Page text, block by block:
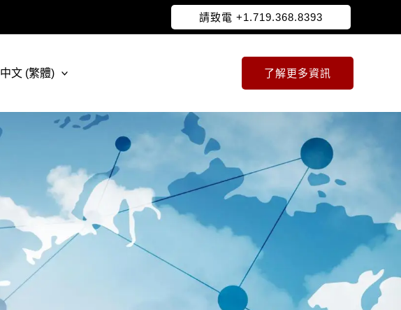
請致電 +1.719.368.8393
中文 (繁體) 了解更多資訊